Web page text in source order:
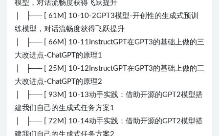
模型，对话流畅度获得飞跃提升
│ ├── [ 61M] 10-10-2GPT3模型-开创性的生成式预训
练模型，对话流畅度获得飞跃提升
│ ├── [ 66M] 10-11InstructGPT在GPT3的基础上做的三
大改进点-ChatGPT的原理1
│ ├── [ 25M] 10-12InstructGPT在GPT3的基础上做的三
大改进点-ChatGPT的原理2
│ ├── [ 93M] 10-13动手实践：借助开源的GPT2模型搭
建我们自己的生成式任务方案1
│ ├── [ 72M] 10-14动手实践：借助开源的GPT2模型搭
建我们自己的生成式任务方案2